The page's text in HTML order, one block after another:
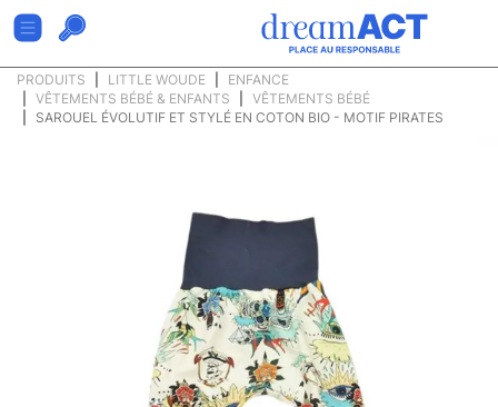
PRODUITS LITTLE WOUDE
ENFANCE
VÊTEMENTS BÉBÉ & ENFANTS
VÊTEMENTS BÉBÉ
SAROUEL ÉVOLUTIF ET STYLÉ EN COTON BIO - MOTIF PIRATES